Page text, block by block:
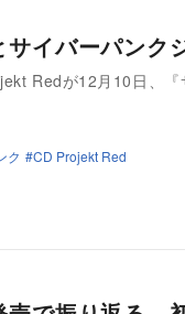
サイバーパンク
Redが12月10日、
ク CD Projekt Red